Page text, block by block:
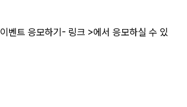
이벤트 응모하기- 링크 >에서 응모하실 수 있